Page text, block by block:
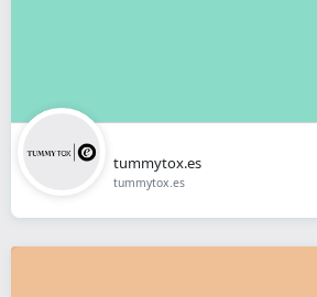
tummytox.es
tummytox.es